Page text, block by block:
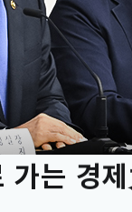
가는 경